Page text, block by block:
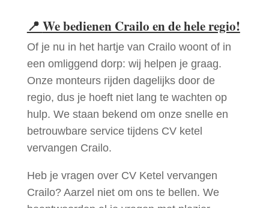
📍 We bedienen Crailo en de hele regio!
Of je nu in het hartje van Crailo woont of in
een omliggend dorp: wij helpen je graag.
Onze monteurs rijden dagelijks door de
regio, dus je hoeft niet lang te wachten op
hulp. We staan bekend om onze snelle en
betrouwbare service tijdens CV ketel
vervangen Crailo.
Heb je vragen over CV Ketel vervangen
Crailo? Aarzel niet om ons te bellen. We